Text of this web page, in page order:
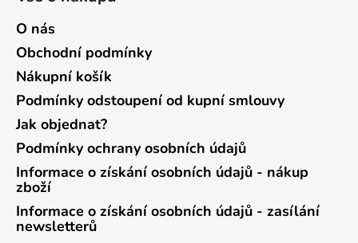
O nás
Obchodní podmínky
Nákupní košík
Podmínky odstoupení od kupní smlouvy
Jak objednat?
Podmínky ochrany osobních údajů
Informace o získání osobních údajů - nákup
zboží
Informace o získání osobních údajů - zasílání
newsletterů